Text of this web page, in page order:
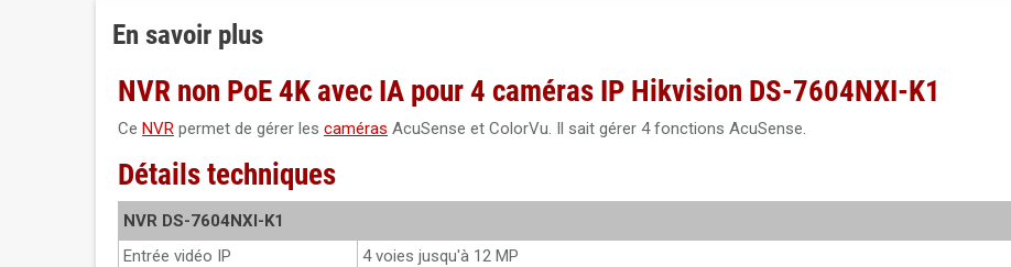
En savoir plus
NVR non PoE 4K avec IA pour 4 caméras IP Hikvision DS-7604NXI-K1
Ce NVR permet de gérer les caméras AcuSense et ColorVu. Il sait gérer 4 fonctions AcuSense.
Détails techniques
NVR DS-7604NXI-K1
Entrée vidéo IP
4 voies jusqu'à 12 MP